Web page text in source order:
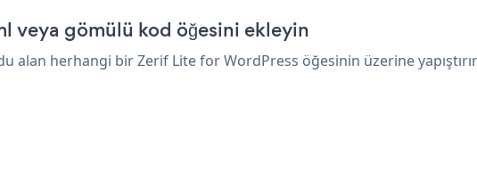
veya gömülü kod öğesini ekleyin
herhangi bir Zerif Lite for WordPress öğesinin üzerine